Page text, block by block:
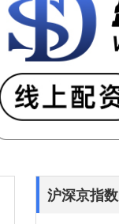
沪深京指数